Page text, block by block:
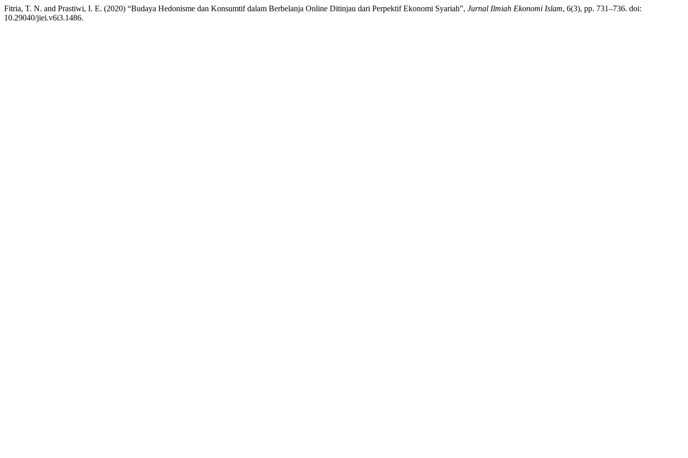
Fitria, T. N. and Prastiwi, I. E. (2020) “Budaya Hedonisme dan Konsumtif dalam Berbelanja Online Ditinjau dari Perpektif Ekonomi Syariah”, Jurnal Ilmiah Ekonomi Islam, 6(3), pp. 731–736. doi:
10.29040/jiei.v6i3.1486.